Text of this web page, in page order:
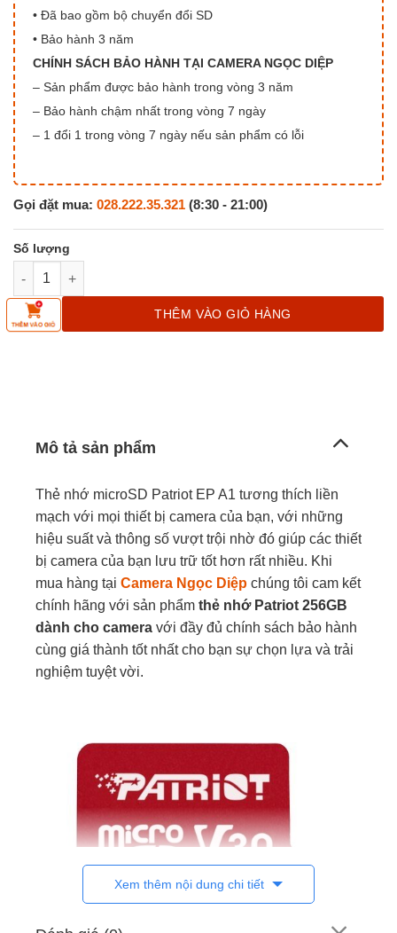
• Đã bao gồm bộ chuyển đổi SD
• Bảo hành 3 năm
CHÍNH SÁCH BẢO HÀNH TẠI CAMERA NGỌC DIỆP
– Sản phẩm được bảo hành trong vòng 3 năm
– Bảo hành chậm nhất trong vòng 7 ngày
– 1 đổi 1 trong vòng 7 ngày nếu sản phẩm có lỗi
Gọi đặt mua: 028.222.35.321 (8:30 - 21:00)
Thẻ nhớ Patriot MICRO SDXC V30 A1 256GB - EP Series -
THÊM VÀO GIỎ HÀNG
Mô tả sản phẩm
Thẻ nhớ microSD Patriot EP A1 tương thích liền
mạch với mọi thiết bị camera của bạn, với những
hiệu suất và thông số vượt trội nhờ đó giúp các thiết
bị camera của bạn lưu trữ tốt hơn rất nhiều. Khi
mua hàng tại Camera Ngọc Diệp chúng tôi cam kết
chính hãng với sản phẩm thẻ nhớ Patriot 256GB
dành cho camera với đầy đủ chính sách bảo hành
cùng giá thành tốt nhất cho bạn sự chọn lựa và trải
nghiệm tuyệt vời.
Xem thêm nội dung chi tiết